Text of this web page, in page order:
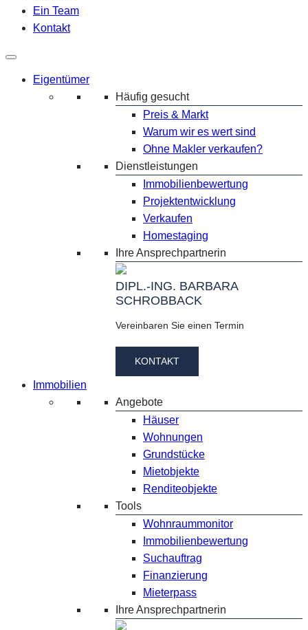
Ein Team
Kontakt
Eigentümer
Häufig gesucht
Preis & Markt
Warum wir es wert sind
Ohne Makler verkaufen?
Dienstleistungen
Immobilienbewertung
Projektentwicklung
Verkaufen
Homestaging
Ihre Ansprechpartnerin
DIPL.-ING. BARBARA
SCHROBBACK
Vereinbaren Sie einen Termin
KONTAKT
Immobilien
Angebote
Häuser
Wohnungen
Grundstücke
Mietobjekte
Renditeobjekte
Tools
Wohnraummonitor
Immobilienbewertung
Suchauftrag
Finanzierung
Mieterpass
Ihre Ansprechpartnerin